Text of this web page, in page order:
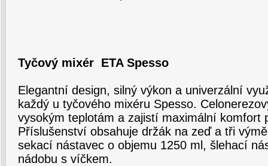
Tyčový mixér ETA Spesso
Elegantní design, silný výkon a univerzální
každý u tyčového mixéru Spesso.
vysokým teplotám a zajistí maximální komfort
Příslušenství obsahuje držák na zeď a tři
sekací nástavec o objemu 1250 ml, šlehací
nádobu s víčkem.